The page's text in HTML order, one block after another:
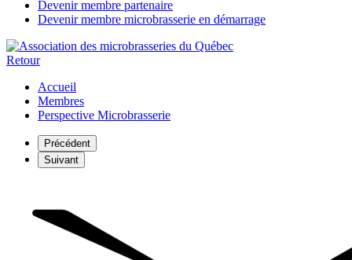
Devenir membre partenaire
Devenir membre microbrasserie en démarrage
Retour
Accueil
Membres
Perspective Microbrasserie
Précédent
Suivant